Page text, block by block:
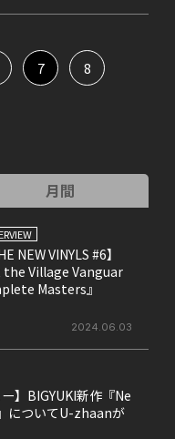
7 8
月間
NEW VINYLS #6】
the Village Vanguar
Masters』
2024.06.03
ー】BIGYUKI新作『Ne
についてU-zhaanが